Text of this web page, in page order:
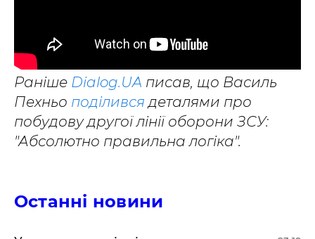
Раніше Dialog.UA писав, що Василь
Пехньо поділився деталями про
побудову другої лінії оборони ЗСУ:
"Абсолютно правильна логіка".
Останні новини